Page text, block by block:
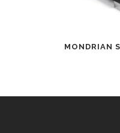
MONDRIAN